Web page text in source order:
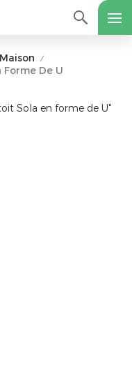
Maison /
Forme De U
Sola en forme de U"